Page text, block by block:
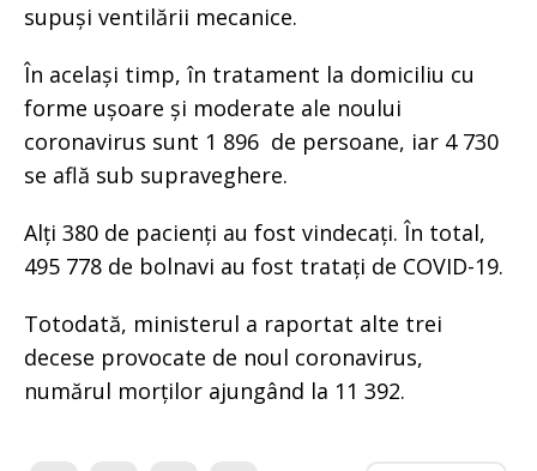
supuși ventilării mecanice.
În același timp, în tratament la domiciliu cu
forme ușoare și moderate ale noului
coronavirus sunt 1 896 de persoane, iar 4 730
se află sub supraveghere.
Alți 380 de pacienți au fost vindecați. În total,
495 778 de bolnavi au fost tratați de COVID-19.
Totodată, ministerul a raportat alte trei
decese provocate de noul coronavirus,
numărul morților ajungând la 11 392.